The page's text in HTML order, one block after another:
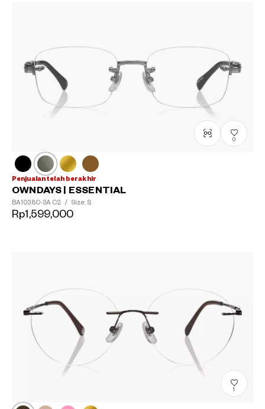
0
Penjualan telah berakhir
OWNDAYS | ESSENTIAL
BA1038C-3A C2 / Size: S
Rp1,599,000
1